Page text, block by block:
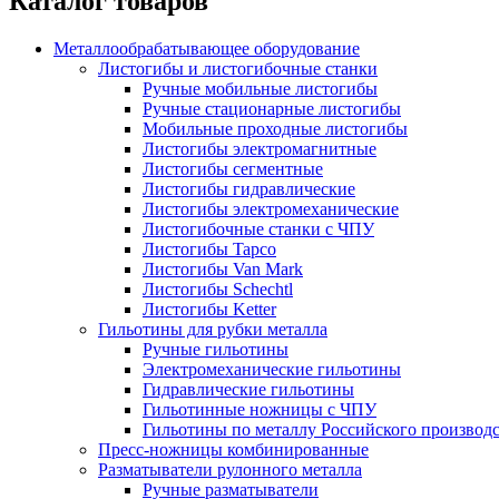
Металлообрабатывающее оборудование
Листогибы и листогибочные станки
Ручные мобильные листогибы
Ручные стационарные листогибы
Мобильные проходные листогибы
Листогибы электромагнитные
Листогибы сегментные
Листогибы гидравлические
Листогибы электромеханические
Листогибочные станки с ЧПУ
Листогибы Tapco
Листогибы Van Mark
Листогибы Schechtl
Листогибы Ketter
Гильотины для рубки металла
Ручные гильотины
Электромеханические гильотины
Гидравлические гильотины
Гильотинные ножницы с ЧПУ
Гильотины по металлу Российского
Пресс-ножницы комбинированные
Разматыватели рулонного металла
Ручные разматыватели